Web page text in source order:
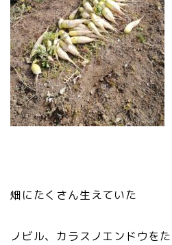
畑にたくさん生えていた
ノビル、カラスノエンドウを